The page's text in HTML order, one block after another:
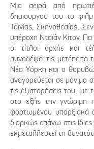
Μια σειρά από
δημιουργού του το
Ταινίας, Σκηνοθεσίας,
υπέροχη Νταϊάν Κίτον.
οι τίτλοι αρχής και
συνοδέψει τις
Νέα Υόρκη και ο
αναγορεύεται σε μόνιμο
τις εξιστορήσεις του,
στο εξής την γνώριμη
φορτωμένου υπαρξιακά
διαρκώς επάνω στις
εκμεταλλευτεί τη